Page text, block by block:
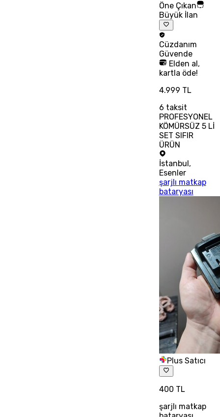
Öne Çıkan
Büyük İlan
Cüzdanım
Güvende
Elden al,
kartla öde!
4.999 TL
6 taksit
PROFESYONEL
KÖMÜRSÜZ 5 Lİ
SET SIFIR
ÜRÜN
İstanbul ,
Esenler
şarjlı matkap
bataryası
Plus Satıcı
400 TL
şarjlı matkap